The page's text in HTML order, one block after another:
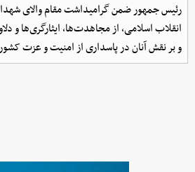
رئیس جمهور ضمن گرامیداشت مقام والای
انقلاب اسلامی، از مجاهدت‌ها، ایثارگری‌ها و
و بر نقش آنان در پاسداری از امنیت و عزت